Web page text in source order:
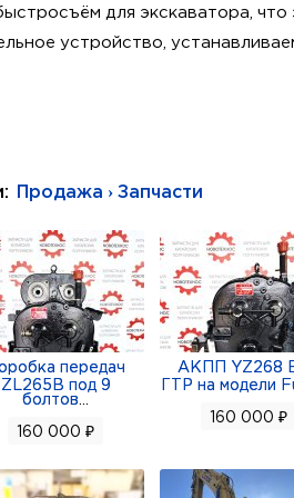
для экскаватора, что
устройство,
и долгих простоев в зимнее
решением.
(стопорный палец),
работы на объектах.
Гарантийный срок 6
в любой город.
Продажа › Запчасти
передач
ZL265B под 9
болтов
160 000 ₽
АКПП YZ268
ГТР на модели
160 000 ₽